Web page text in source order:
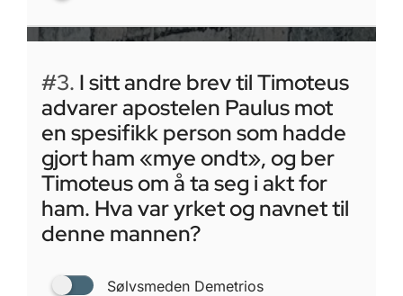
#3. I sitt andre brev til Timoteus
advarer apostelen Paulus mot
en spesifikk person som hadde
gjort ham «mye ondt», og ber
Timoteus om å ta seg i akt for
ham. Hva var yrket og navnet til
denne mannen?
Sølvsmeden Demetrios